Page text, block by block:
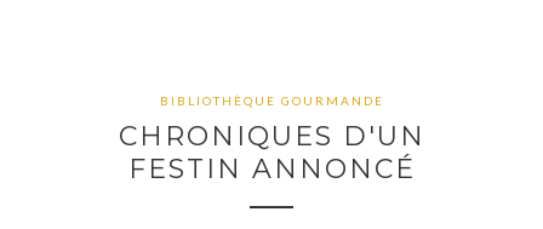
BIBLIOTHÈQUE GOURMANDE
CHRONIQUES D'UN
FESTIN ANNONCÉ